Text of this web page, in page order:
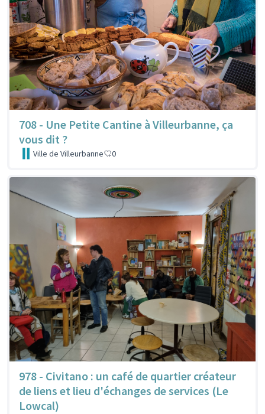
708 - Une Petite Cantine à Villeurbanne, ça
vous dit ?
Ville de Villeurbanne 0
978 - Civitano : un café de quartier créateur
de liens et lieu d'échanges de services (Le
Lowcal)